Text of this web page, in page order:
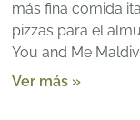
más fina comida
pizzas para el
You and Me
Ver más »